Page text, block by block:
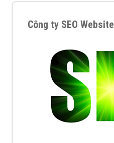
Công ty SEO Website